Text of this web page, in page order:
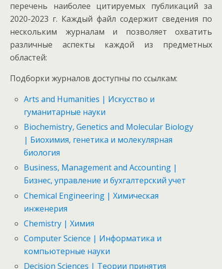
перечень наиболее цитируемых публикаций за
2020-2023 г. Каждый файл содержит сведения по
нескольким журналам и позволяет охватить
различные аспекты каждой из предметных
областей:
Подборки журналов доступны по ссылкам:
Arts and Humanities | Искусство и
гуманитарные науки
Biochemistry, Genetics and Molecular Biology
| Биохимия, генетика и молекулярная
биология
Business, Management and Accounting |
Бизнес, управление и бухгалтерский учет
Chemical Engineering | Химическая
инженерия
Chemistry | Химия
Computer Science | Информатика и
компьютерные науки
Decision Sciences | Теории принятия